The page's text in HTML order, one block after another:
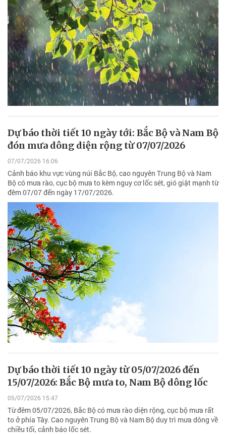
Dự báo thời tiết 10 ngày tới: Bắc Bộ và Nam Bộ
đón mưa dông diện rộng từ 07/07/2026
07/07/2026 16:06
Cảnh báo khu vực vùng núi Bắc Bộ, cao nguyên Trung Bộ và Nam
Bộ có mưa rào, cục bộ mưa to kèm nguy cơ lốc sét, gió giật mạnh từ
đêm 07/07 đến ngày 17/07/2026.
Dự báo thời tiết 10 ngày từ 05/07/2026 đến
15/07/2026: Bắc Bộ mưa to, Nam Bộ dông lốc
05/07/2026 15:47
Từ đêm 05/07/2026, Bắc Bộ có mưa rào diện rộng, cục bộ mưa rất
to ở phía Tây. Cao nguyên Trung Bộ và Nam Bộ duy trì mưa dông về
chiều tối, cảnh báo lốc sét.